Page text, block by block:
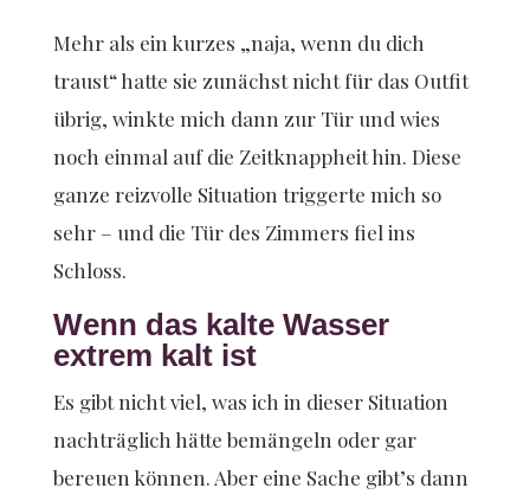
Mehr als ein kurzes „naja, wenn du dich
traust“ hatte sie zunächst nicht für das Outfit
übrig, winkte mich dann zur Tür und wies
noch einmal auf die Zeitknappheit hin. Diese
ganze reizvolle Situation triggerte mich so
sehr – und die Tür des Zimmers fiel ins
Schloss.
Wenn das kalte Wasser
extrem kalt ist
Es gibt nicht viel, was ich in dieser Situation
nachträglich hätte bemängeln oder gar
bereuen können. Aber eine Sache gibt’s dann